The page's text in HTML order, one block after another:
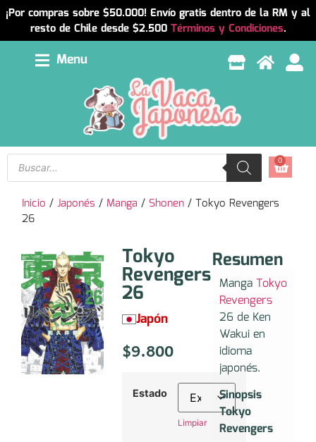
¡Por compras sobre $50.000! Envío gratis dentro de la RM y al
resto de Chile desde $2.500 Términos y Condiciones.
Menu
0
Inicio /Japonés /Manga / Shonen / Tokyo Revengers
26
Tokyo
Revengers
26
Japón
$9.800
Estado
Limpiar
Resumen
MangaTokyo
Revengers
26 de Ken
Wakui en
idioma
japonés.
Sinopsis
Tokyo
Revengers